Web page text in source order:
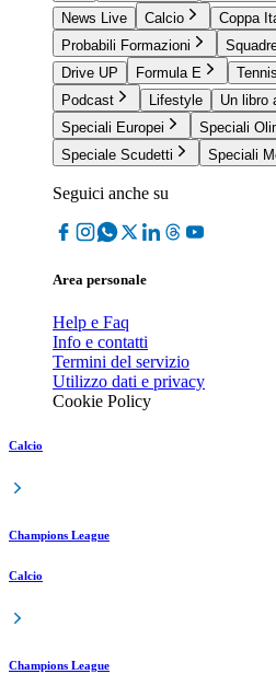
News Live
Calcio Coppa
Probabili Formazioni
Drive UP
Formula E Tennis
Podcast
Lifestyle
Un libro
Speciali Europei
Speciali
Speciale Scudetti
Speciali
Seguici anche su
Area personale
Help e Faq
Info e contatti
Termini del servizio
Utilizzo dati e privacy
Cookie Policy
Calcio
Champions League
Calcio
Champions League